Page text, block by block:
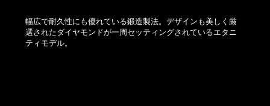
幅広で耐久性にも優れている鍛造製法。デザインも美しく厳
選されたダイヤモンドが一周セッティングされているエタニ
ティモデル。